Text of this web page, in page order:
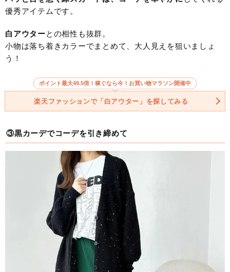
優秀アイテムです。
白アウターとの相性も抜群。
小物は落ち着きカラーでまとめて、大人見えを狙いましょ
う！
ポイント最大49.5倍！稼ぐなら今！お買い物マラソン開催中
楽天ファッションで「白アウター」を探してみる
③黒カーデでコーデを引き締めて